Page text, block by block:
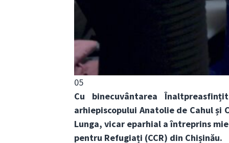
05
Cu binecuvântarea
arhiepiscopului Anatolie de Cahul și
Lunga, vicar eparhial a întreprins
pentru Refugiați (CCR) din Chișinău.